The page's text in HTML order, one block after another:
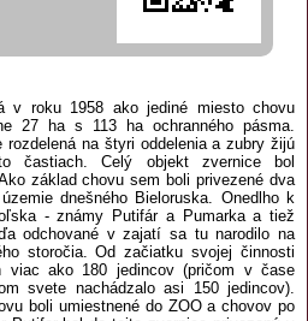
v roku 1958 ako jediné miesto chovu
27 ha s 113 ha ochranného pásma.
na štyri oddelenia a zubry žijú
častiach. Celý objekt zvernice bol
základ chovu sem boli privezené dva
dnešného Bieloruska. Onedlho k
- známy Putifár a Pumarka a tiež
odchované v zajatí sa tu narodilo na
storočia. Od začiatku svojej činnosti
viac ako 180 jedincov (pričom v čase
svete nachádzalo asi 150 jedincov).
boli umiestnené do ZOO a chovov po